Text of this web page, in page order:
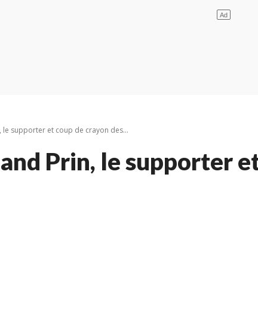
le supporter et coup de crayon des...
Prin, le supporter